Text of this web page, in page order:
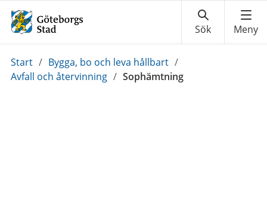
Du
är
Start / Bygga, bo och leva hållbart /
Avfall och återvinning / Sophämtning